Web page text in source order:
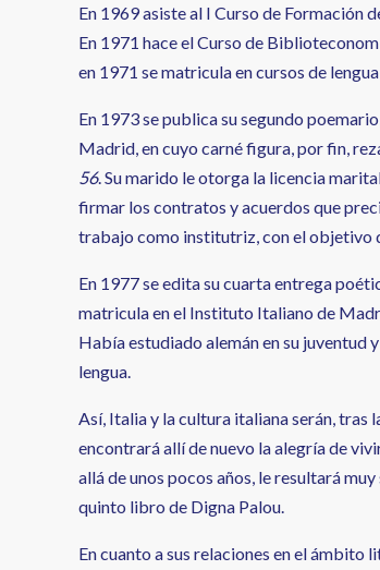
En 1969 asiste al I Curso de Formación
En 1971 hace el Curso de
en 1971 se matricula en cursos de
En 1973 se publica su segundo poemario,
Madrid, en cuyo carné figura, por fin,
56. Su marido le otorga la licencia
firmar los contratos y acuerdos que
trabajo como institutriz, con el objetivo
En 1977 se edita su cuarta entrega
matricula en el Instituto Italiano de
Había estudiado alemán en su juventud
lengua.
Así, Italia y la cultura italiana serán, tras
encontrará allí de nuevo la alegría de
allá de unos pocos años, le resultará
quinto libro de Digna Palou.
En cuanto a sus relaciones en el ámbito